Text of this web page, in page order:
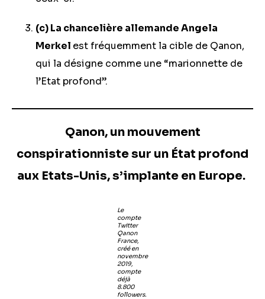
(c) La chancelière allemande Angela
Merkel est fréquemment la cible de Qanon,
qui la désigne comme une “marionnette de
l’Etat profond”.
Qanon, un mouvement
conspirationniste sur un État profond
aux Etats-Unis, s’implante en Europe.
Le
compte
Twitter
Qanon
France,
créé en
novembre
2019,
compte
déjà
8.800
followers.